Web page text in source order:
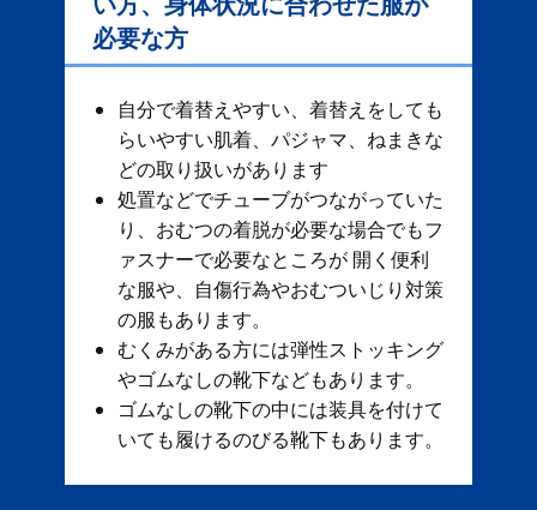
必要な方
自分で着替えやすい、着替えをしても
らいやすい肌着、パジャマ、ねまきな
どの取り扱いがあります
処置などでチューブがつながっていた
り、おむつの着脱が必要な場合でもフ
ァスナーで必要なところが 開く便利
な服や、自傷行為やおむついじり対策
の服もあります。
むくみがある方には弾性ストッキング
やゴムなしの靴下などもあります。
ゴムなしの靴下の中には装具を付けて
いても履けるのびる靴下もあります。